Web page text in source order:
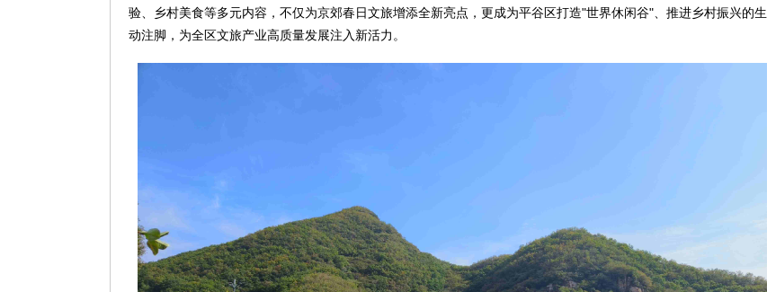
验、乡村美食等多元内容，不仅为京郊春日文旅增添全新亮点，更成为平谷区打造"世界休闲谷"、推进乡村振兴的生
动注脚，为全区文旅产业高质量发展注入新活力。